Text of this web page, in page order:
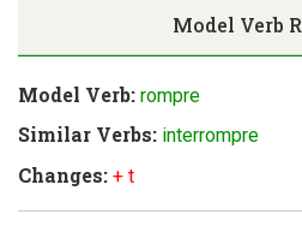
Model Verb
Model Verb: rompre
Similar Verbs: interrompre
Changes: + t